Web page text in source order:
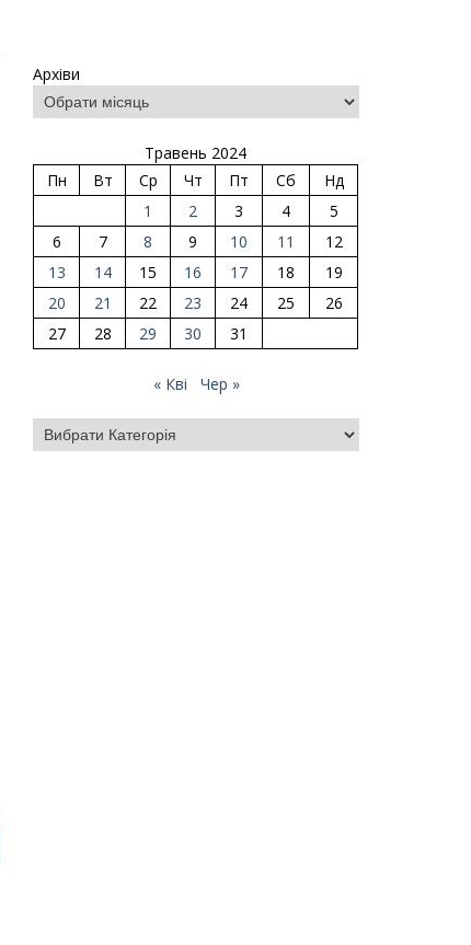
Архіви
Травень 2024
Пн
Вт Ср Чт Пт Сб
Нд
1
2 3 4
5
6
7 8 9 10 11
12
13
14 15 16 17 18
19
20
21 22 23 24 25
26
27
28 29 30 31
« Кві Чер »
Категорії